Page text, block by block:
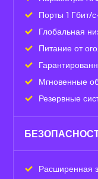
Порты 1 Гбит/
Глобальная
Питание от
Мгновенные
Резервные
Расширенная